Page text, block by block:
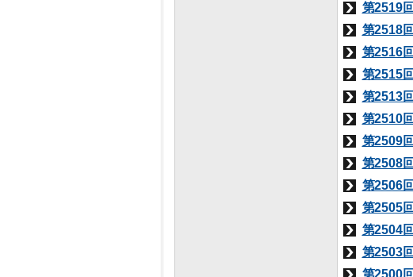
第2519
第2518
第2516
第2515
第2513
第2510
第2509
第2508
第2506
第2505
第2504
第2503
第2500